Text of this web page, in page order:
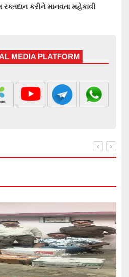
કરીને માનવતા મહેકાવી
MEDIA PLATFORM